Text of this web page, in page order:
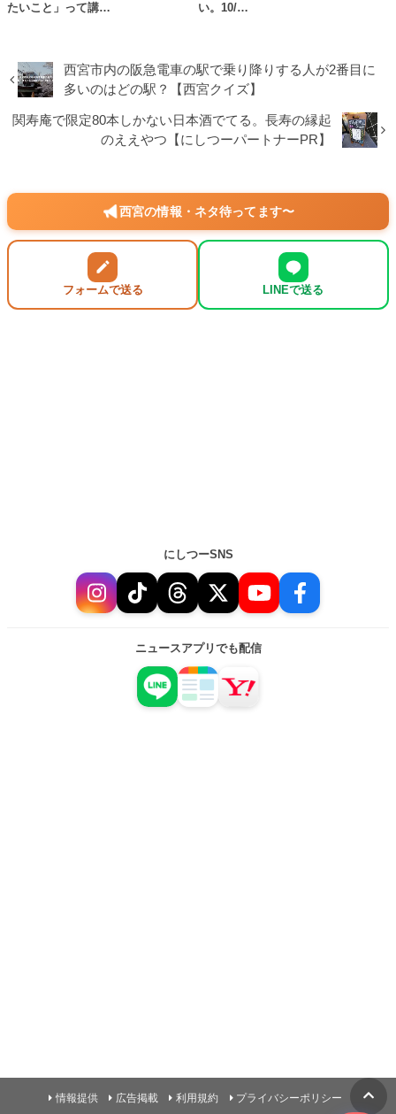
たいこと」って講…
い。10/…
西宮市内の阪急電車の駅で乗り降りする人が2番目に
多いのはどの駅？【西宮クイズ】
関寿庵で限定80本しかない日本酒でてる。長寿の縁起
のええやつ【にしつーパートナーPR】
西宮の情報・ネタ待ってます〜
フォームで送る LINEで送る
にしつーSNS
ニュースアプリでも配信
情報提供 広告掲載 利用規約 プライバシーポリシー